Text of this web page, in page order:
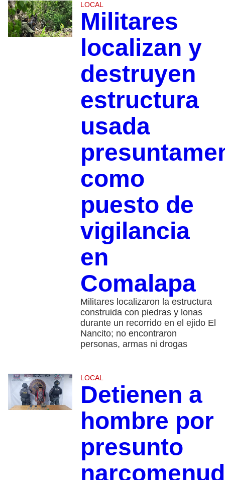
LOCAL
Militares
localizan y
destruyen
estructura
usada
como
puesto de
vigilancia
en
Comalapa
Militares localizaron la estructura
construida con piedras y lonas
durante un recorrido en el ejido El
Nancito; no encontraron
personas, armas ni drogas
LOCAL
Detienen a
hombre por
presunto